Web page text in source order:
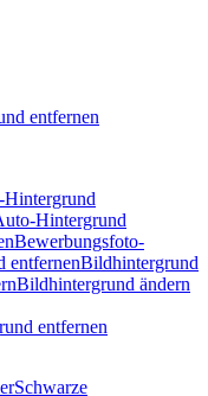
entfernen
Hintergrund
Bewerbungsfoto-
entfernenBildhintergrund
Bildhintergrund ändern
entfernen
Schwarze